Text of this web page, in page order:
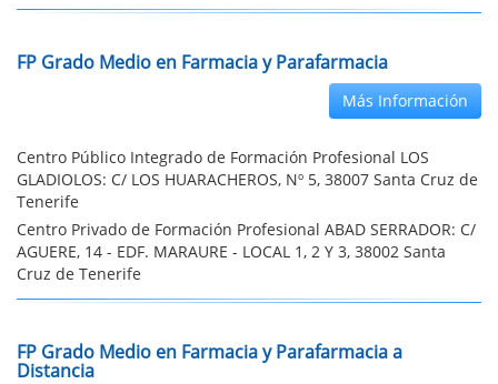
FP Grado Medio en Farmacia y Parafarmacia
Más Información
Centro Público Integrado de Formación Profesional LOS
GLADIOLOS: C/ LOS HUARACHEROS, Nº 5, 38007 Santa Cruz de
Tenerife
Centro Privado de Formación Profesional ABAD SERRADOR: C/
AGUERE, 14 - EDF. MARAURE - LOCAL 1, 2 Y 3, 38002 Santa
Cruz de Tenerife
FP Grado Medio en Farmacia y Parafarmacia a
Distancia